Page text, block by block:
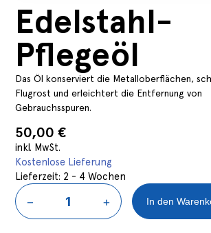
Edelstahl-
Pflegeöl
Das Öl konserviert die Metalloberflächen,
Flugrost und erleichtert die Entfernung von
Gebrauchsspuren.
50,00€
inkl. MwSt.
Kostenlose Lieferung
Lieferzeit: 2 - 4 Wochen
− + In den